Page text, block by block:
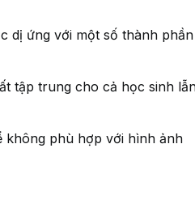
dị ứng với một số thành phần
tập trung cho cả học sinh
không phù hợp với hình ảnh